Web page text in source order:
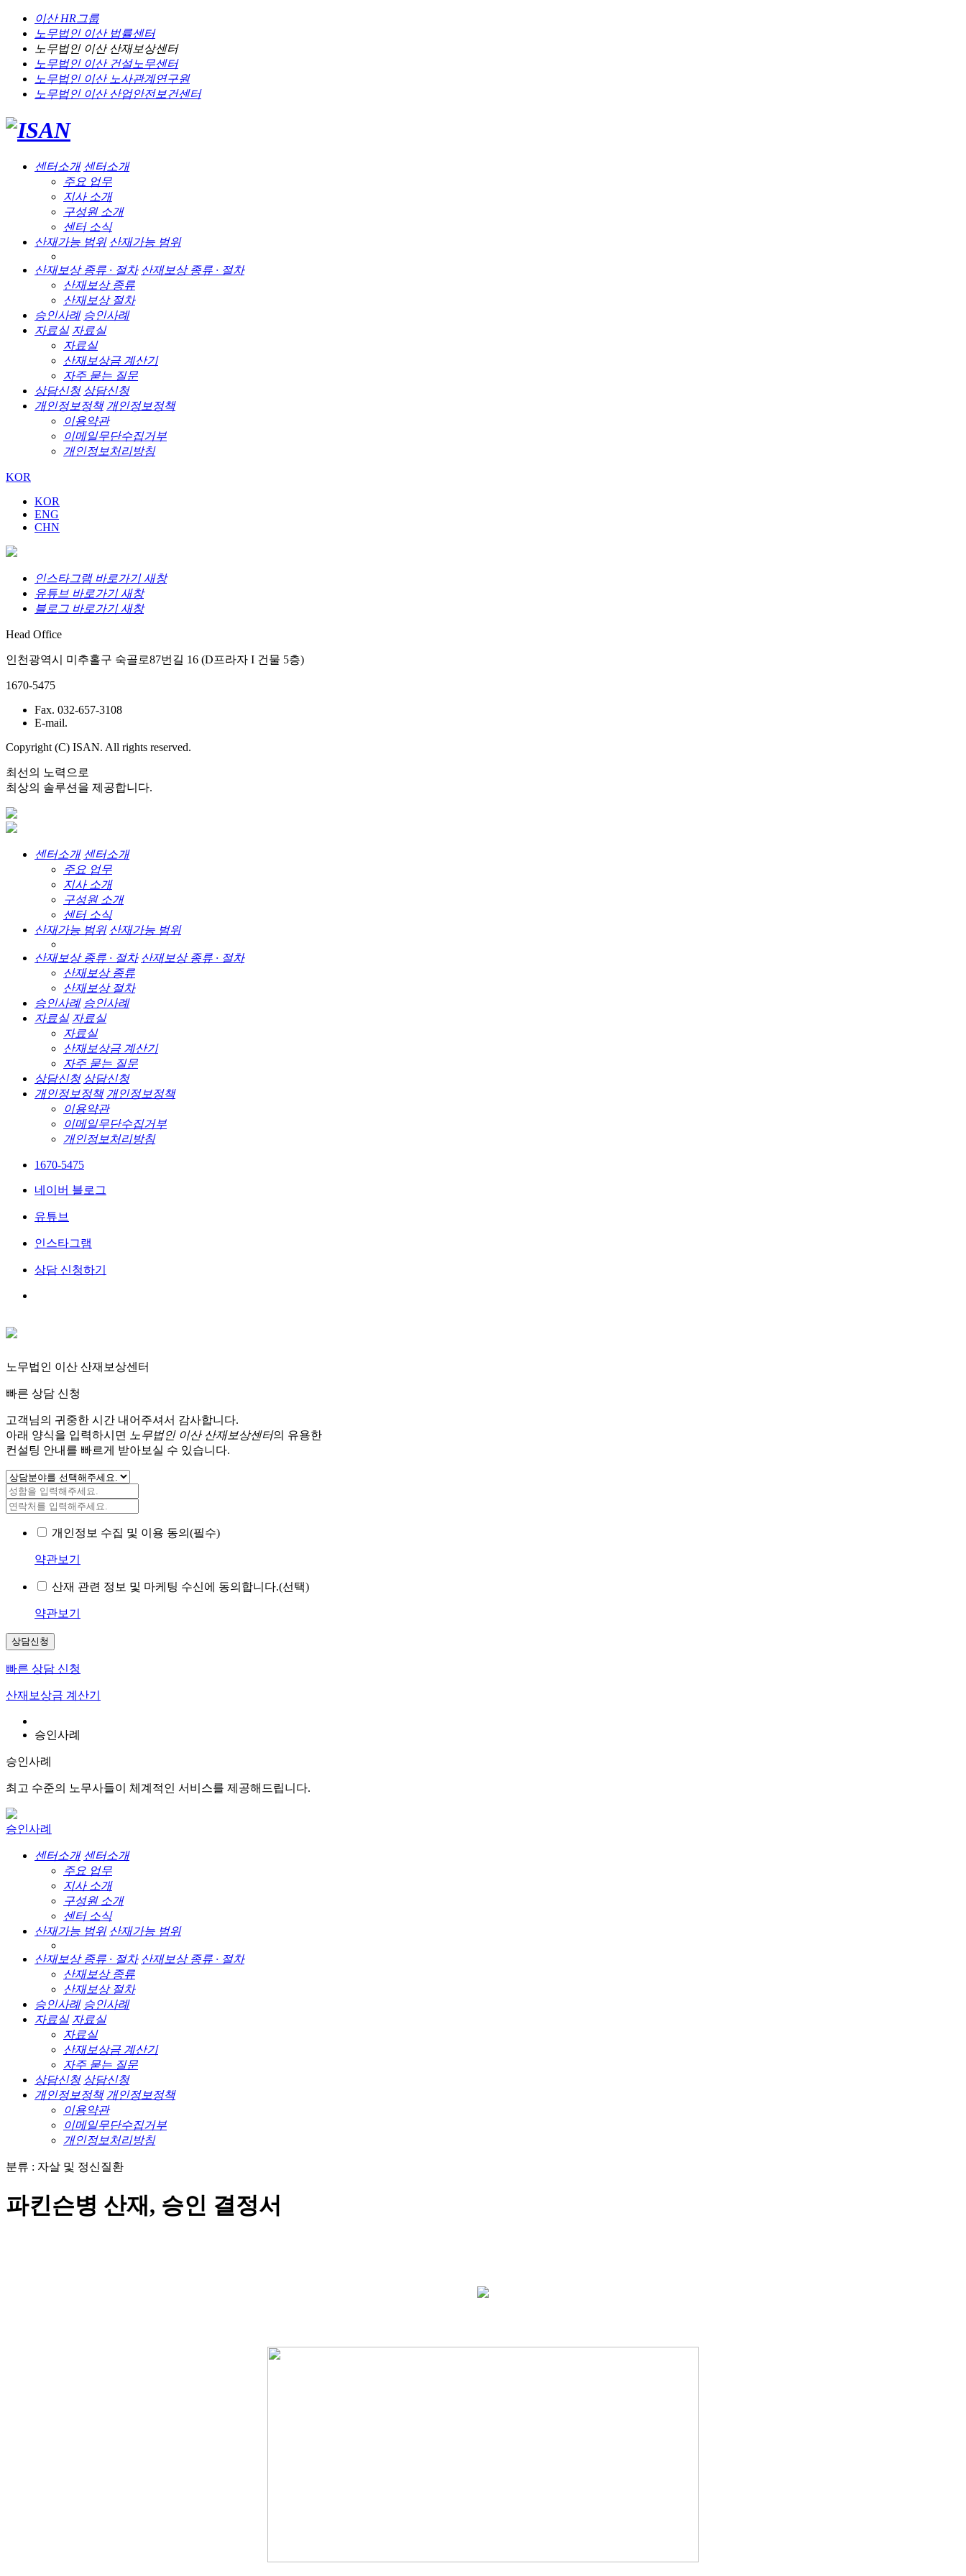
이산 HR그룹
노무법인 이산법률센터
노무법인 이산산재보상센터
노무법인 이산건설노무센터
노무법인 이산노사관계연구원
노무법인 이산산업안전보건센터
센터소개 센터소개
주요 업무
지사 소개
구성원 소개
센터 소식
산재가능 범위 산재가능 범위
산재보상 종류 · 절차 산재보상 종류 · 절차
산재보상 종류
산재보상 절차
승인사례 승인사례
자료실 자료실
자료실
산재보상금 계산기
자주 묻는 질문
상담신청 상담신청
개인정보정책 개인정보정책
이용약관
이메일무단수집거부
개인정보처리방침
KOR
KOR
ENG
CHN
인스타그램 바로가기 새창
유튜브 바로가기 새창
블로그 바로가기 새창
Head Office
인천광역시 미추홀구 숙골로87번길 16 (D프라자 I 건물 5층)
1670-5475
Fax. 032-657-3108
E-mail.
Copyright (C) ISAN. All rights reserved.
최선의 노력으로
최상의 솔루션을 제공합니다.
센터소개 센터소개
주요 업무
지사 소개
구성원 소개
센터 소식
산재가능 범위 산재가능 범위
산재보상 종류 · 절차 산재보상 종류 · 절차
산재보상 종류
산재보상 절차
승인사례 승인사례
자료실 자료실
자료실
산재보상금 계산기
자주 묻는 질문
상담신청 상담신청
개인정보정책 개인정보정책
이용약관
이메일무단수집거부
개인정보처리방침
1670-5475
네이버 블로그
유튜브
인스타그램
상담 신청하기
노무법인 이산 산재보상센터
빠른 상담 신청
고객님의 귀중한 시간 내어주셔서 감사합니다.
아래 양식을 입력하시면
노무법인 이산 산재보상센터의 유용한
컨설팅 안내를 빠르게 받아보실 수 있습니다.
개인정보 수집 및 이용 동의(필수)
약관보기
산재 관련 정보 및 마케팅 수신에 동의합니다.(선택)
약관보기
상담신청
빠른 상담 신청
산재보상금 계산기
승인사례
승인사례
최고 수준의 노무사들이 체계적인 서비스를 제공해드립니다.
승인사례
센터소개 센터소개
주요 업무
지사 소개
구성원 소개
센터 소식
산재가능 범위 산재가능 범위
산재보상 종류 · 절차 산재보상 종류 · 절차
산재보상 종류
산재보상 절차
승인사례 승인사례
자료실 자료실
자료실
산재보상금 계산기
자주 묻는 질문
상담신청 상담신청
개인정보정책 개인정보정책
이용약관
이메일무단수집거부
개인정보처리방침
분류 : 자살 및 정신질환
파킨슨병 산재, 승인 결정서